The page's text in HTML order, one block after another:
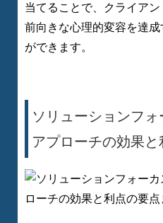
当てることで、クライアン
前向きな心理的変容を達成
ができます。
ソリューションフォ
アプローチの効果と